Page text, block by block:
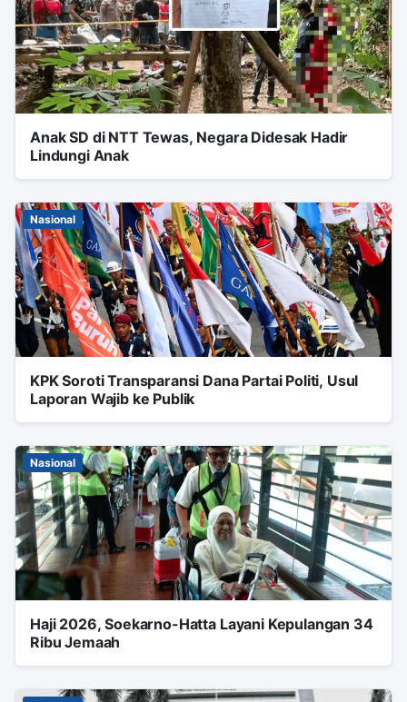
Anak SD di NTT Tewas, Negara Didesak Hadir
Lindungi Anak
Nasional
KPK Soroti Transparansi Dana Partai Politi, Usul
Laporan Wajib ke Publik
Nasional
Haji 2026, Soekarno-Hatta Layani Kepulangan 34
Ribu Jemaah